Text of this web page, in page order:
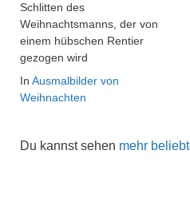
Schlitten des
Weihnachtsmanns, der von
einem hübschen Rentier
gezogen wird
In Ausmalbilder von
Weihnachten
Du kannst sehen mehr